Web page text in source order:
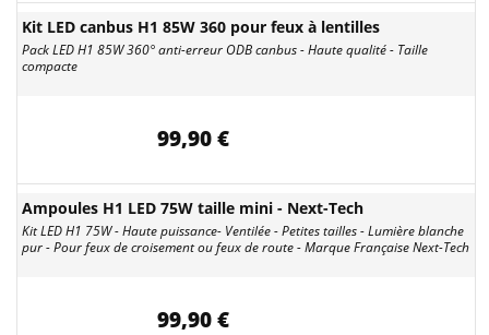
Kit LED canbus H1 85W 360 pour feux à lentilles
Pack LED H1 85W 360° anti-erreur ODB canbus - Haute qualité - Taille
compacte
99,90 €
Ampoules H1 LED 75W taille mini - Next-Tech
Kit LED H1 75W - Haute puissance- Ventilée - Petites tailles - Lumière blanche
pur - Pour feux de croisement ou feux de route - Marque Française Next-Tech
99,90 €